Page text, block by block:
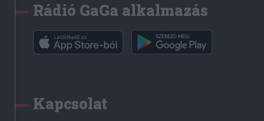
Rádió GaGa alkalmazás
Kapcsolat